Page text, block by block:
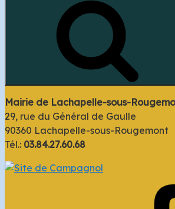
Mairie de Lachapelle-sous-
29, rue du Général de Gaulle
90360 Lachapelle-sous-Rougemont
Tél.: 03.84.27.60.68